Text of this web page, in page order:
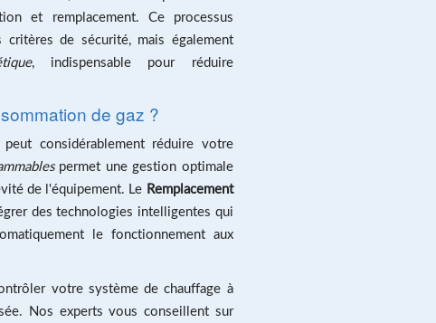
et remplacement. Ce processus
de sécurité, mais également
, indispensable pour réduire
de gaz ?
considérablement réduire votre
permet une gestion optimale
de l'équipement. Le Remplacement
des technologies intelligentes qui
le fonctionnement aux
votre système de chauffage à
Nos experts vous conseillent sur